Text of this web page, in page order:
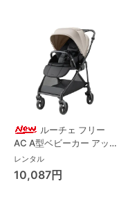
ルーチェ フリー
AC A型ベビーカー アッ
プリカ(Aprica) A型ベビ
ーカー アップリカ
(Aprica)
レンタル
10,087円